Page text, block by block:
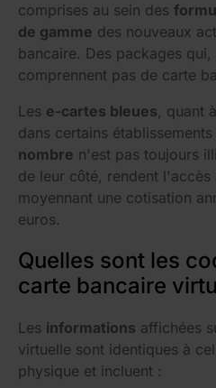
comprises au sein des
de gamme des nouveaux
bancaire. Des packages qui,
comprennent pas de carte
Les e-cartes bleues, quant
dans certains
nombre n'est pas toujours
de leur côté, rendent l'accès
moyennant une cotisation
euros.
Quelles sont les
carte bancaire
Les informations affichées
virtuelle sont identiques à
physique et incluent :